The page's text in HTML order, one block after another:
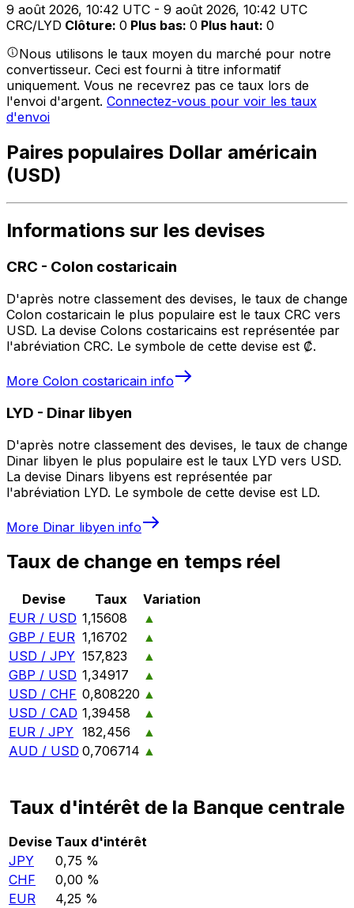
9 août 2026, 10:42 UTC - 9 août 2026, 10:42 UTC
CRC/LYD Clôture: 0 Plus bas: 0 Plus haut: 0
Nous utilisons le taux moyen du marché pour notre
convertisseur. Ceci est fourni à titre informatif
uniquement. Vous ne recevrez pas ce taux lors de
l'envoi d'argent. Connectez-vous pour voir les taux
d'envoi
Paires populaires Dollar américain
(USD)
Informations sur les devises
CRC - Colon costaricain
D'après notre classement des devises, le taux de change
Colon costaricain le plus populaire est le taux CRC vers
USD. La devise Colons costaricains est représentée par
l'abréviation CRC. Le symbole de cette devise est ₡.
More Colon costaricain info
LYD - Dinar libyen
D'après notre classement des devises, le taux de change
Dinar libyen le plus populaire est le taux LYD vers USD.
La devise Dinars libyens est représentée par
l'abréviation LYD. Le symbole de cette devise est LD.
More Dinar libyen info
Taux de change en temps réel
Devise Taux
Variation
EUR / USD 1,15608
▲
GBP / EUR 1,16702
▲
USD / JPY 157,823
▲
GBP / USD 1,34917
▲
USD / CHF 0,808220 ▲
USD / CAD 1,39458
▲
EUR / JPY 182,456
▲
AUD / USD 0,706714 ▲
Taux d'intérêt de la Banque centrale
Devise Taux d'intérêt
JPY
0,75 %
CHF
0,00 %
EUR
4,25 %